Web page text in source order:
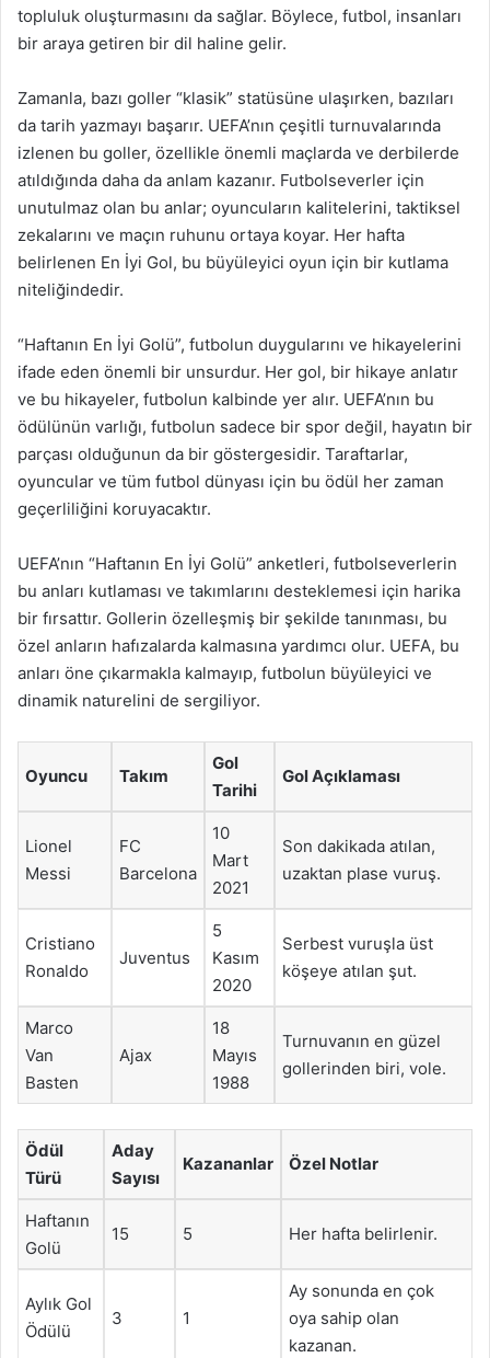
topluluk oluşturmasını da sağlar. Böylece, futbol, insanları
bir araya getiren bir dil haline gelir.
Zamanla, bazı goller “klasik” statüsüne ulaşırken, bazıları
da tarih yazmayı başarır. UEFA’nın çeşitli turnuvalarında
izlenen bu goller, özellikle önemli maçlarda ve derbilerde
atıldığında daha da anlam kazanır. Futbolseverler için
unutulmaz olan bu anlar; oyuncuların kalitelerini, taktiksel
zekalarını ve maçın ruhunu ortaya koyar. Her hafta
belirlenen En İyi Gol, bu büyüleyici oyun için bir kutlama
niteliğindedir.
“Haftanın En İyi Golü”, futbolun duygularını ve hikayelerini
ifade eden önemli bir unsurdur. Her gol, bir hikaye anlatır
ve bu hikayeler, futbolun kalbinde yer alır. UEFA’nın bu
ödülünün varlığı, futbolun sadece bir spor değil, hayatın bir
parçası olduğunun da bir göstergesidir. Taraftarlar,
oyuncular ve tüm futbol dünyası için bu ödül her zaman
geçerliliğini koruyacaktır.
UEFA’nın “Haftanın En İyi Golü” anketleri, futbolseverlerin
bu anları kutlaması ve takımlarını desteklemesi için harika
bir fırsattır. Gollerin özelleşmiş bir şekilde tanınması, bu
özel anların hafızalarda kalmasına yardımcı olur. UEFA, bu
anları öne çıkarmakla kalmayıp, futbolun büyüleyici ve
dinamik naturelini de sergiliyor.
Oyuncu Takım
Gol
Tarihi
Gol Açıklaması
Lionel
Messi
FC
Barcelona
10
Mart
2021
Son dakikada atılan,
uzaktan plase vuruş.
Cristiano
Ronaldo
Juventus
5
Kasım
2020
Serbest vuruşla üst
köşeye atılan şut.
Marco
Van
Basten
Ajax
18
Mayıs
1988
Turnuvanın en güzel
gollerinden biri, vole.
Ödül
Türü
Aday
Sayısı
Kazananlar Özel Notlar
Haftanın
Golü
15 5 Her hafta belirlenir.
Aylık Gol
Ödülü
3 1
Ay sonunda en çok
oya sahip olan
kazanan.